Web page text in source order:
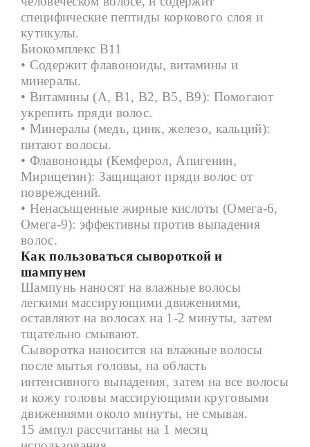
специфические пептиды коркового слоя и
кутикулы.
Биокомплекс B11
• Содержит флавоноиды, витамины и
минералы.
• Витамины (А, В1, В2, В5, В9): Помогают
укрепить пряди волос.
• Минералы (медь, цинк, железо, кальций):
питают волосы.
• Флавоноиды (Кемферол, Апигенин,
Мирицетин): Защищают пряди волос от
повреждений.
• Ненасыщенные жирные кислоты (Омега-6,
Омега-9): эффективны против выпадения
волос.
Как пользоваться сывороткой и
шампунем
Шампунь наносят на влажные волосы
легкими массирующими движениями,
оставляют на волосах на 1-2 минуты, затем
тщательно смывают.
Сыворотка наносится на влажные волосы
после мытья головы, на область
интенсивного выпадения, затем на все волосы
и кожу головы массирующими круговыми
движениями около минуты, не смывая.
15 ампул рассчитаны на 1 месяц